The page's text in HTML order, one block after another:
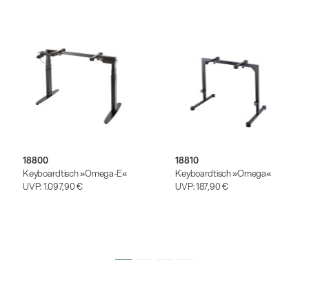
18800
Keyboardtisch »Omega-E«
UVP:1.097,90 €
18810
Keyboardtisch »Omega«
UVP:187,90 €